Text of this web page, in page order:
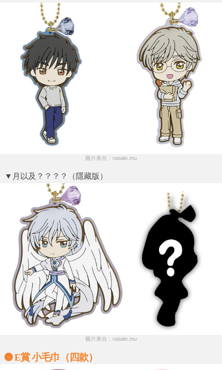
圖片來自：natalie.mu
▼月以及？？？？（隱藏版）
圖片來自：natalie.mu
E賞 小毛巾（四款）